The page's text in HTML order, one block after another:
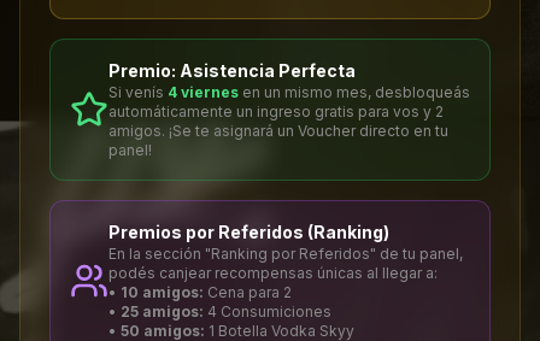
Premio: Asistencia Perfecta
Si venís 4 viernes en un mismo mes, desbloqueás
automáticamente un ingreso gratis para vos y 2
amigos. ¡Se te asignará un Voucher directo en tu
panel!
Premios por Referidos (Ranking)
En la sección "Ranking por Referidos" de tu panel,
podés canjear recompensas únicas al llegar a:
• 10 amigos: Cena para 2
• 25 amigos: 4 Consumiciones
• 50 amigos: 1 Botella Vodka Skyy